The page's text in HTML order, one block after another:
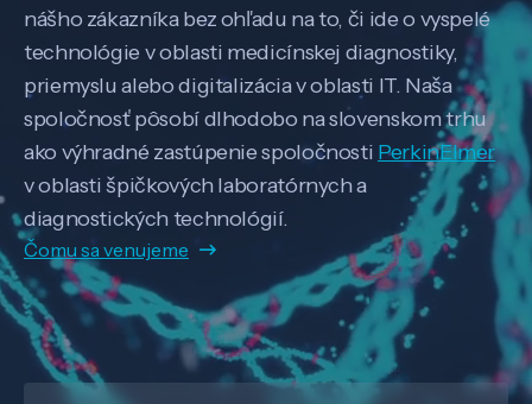
nášho zákazníka bez ohľadu na to, či ide o vyspelé
technológie v oblasti medicínskej diagnostiky,
priemyslu alebo digitalizácia v oblasti IT. Naša
spoločnosť pôsobí dlhodobo na slovenskom trhu
ako výhradné zastúpenie spoločnosti PerkinElmer
v oblasti špičkových laboratórnych a
diagnostických technológií.
Čomu sa venujeme